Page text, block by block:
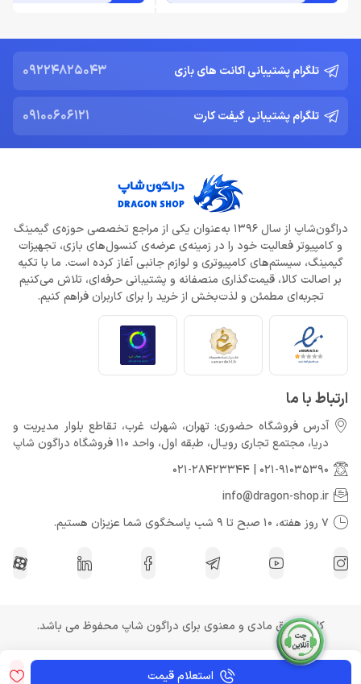
استعلام قیمت
تلگرام پشتیبانی اکانت های بازی 09224825043
تلگرام پشتیبانی گیفت کارت 09100606121
دراگون‌شاپ از سال 1396 به‌عنوان یکی از مراجع تخصصی حوزه‌ی گیمینگ
و کامپیوتر فعالیت خود را در زمینه‌ی عرضه‌ی کنسول‌های بازی، تجهیزات
گیمینگ، سیستم‌های کامپیوتری و لوازم جانبی آغاز کرده است. ما با تکیه
بر اصالت کالا، قیمت‌گذاری منصفانه و پشتیبانی حرفه‌ای، تلاش می‌کنیم
تجربه‌ای مطمئن و لذت‌بخش از خرید را برای کاربران فراهم کنیم.
ارتباط با ما
آدرس فروشگاه حضوری: تهران، شهرك غرب، تقاطع بلوار مدیریت و
دريا، مجتمع تجارى رويـال، طبقه اول، واحد 110 فروشگاه دراگون شاپ
021-91035390
|
021-28423344
info@dragon-shop.ir
7 روز هفته، 10 صبح تا 9 شب پاسخگوی شما عزیزان هستیم.
کلیه حقوق مادی و معنوی برای دراگون شاپ محفوظ می باشد.